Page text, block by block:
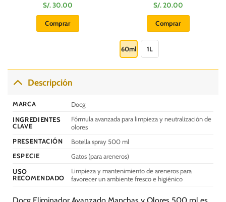
S/.30.00
Comprar
S/.20.00
Comprar
múltiples
pueden
de
60ml 1L
Descripción
MARCA
Docg
INGREDIENTES
CLAVE
Fórmula avanzada para limpieza y neutralización de
olores
PRESENTACIÓN
Botella spray 500 ml
ESPECIE
Gatos (para areneros)
USO
RECOMENDADO
Limpieza y mantenimiento de areneros para
favorecer un ambiente fresco e higiénico